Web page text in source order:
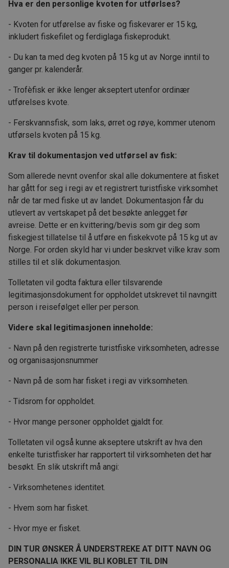
Hva er den personlige kvoten for utførlses?
- Kvoten for utførelse av fiske og fiskevarer er 15 kg,
inkludert fiskefilet og ferdiglaga fiskeprodukt.
- Du kan ta med deg kvoten på 15 kg ut av Norge inntil to
ganger pr. kalenderår.
- Trofèfisk er ikke lenger akseptert utenfor ordinær
utførelses kvote.
- Ferskvannsfisk, som laks, ørret og røye, kommer utenom
utførsels kvoten på 15 kg.
Krav til dokumentasjon ved utførsel av fisk:
Som allerede nevnt ovenfor skal alle dokumentere at fisket
har gått for seg i regi av et registrert turistfiske virksomhet
når de tar med fiske ut av landet. Dokumentasjon får du
utlevert av vertskapet på det besøkte anlegget før
avreise. Dette er en kvittering/bevis som gir deg som
fiskegjest tillatelse til å utføre en fiskekvote på 15 kg ut av
Norge. For orden skyld har vi under beskrvet vilke krav som
stilles til et slik dokumentasjon.
Tolletaten vil godta faktura eller tilsvarende
legitimasjonsdokument for oppholdet utskrevet til navngitt
person i reisefølget eller per person.
Videre skal legitimasjonen inneholde:
- Navn på den registrerte turistfiske virksomheten, adresse
og organisasjonsnummer
- Navn på de som har fisket i regi av virksomheten.
- Tidsrom for oppholdet.
- Hvor mange personer oppholdet gjaldt for.
Tolletaten vil også kunne akseptere utskrift av hva den
enkelte turistfisker har rapportert til virksomheten det har
besøkt. En slik utskrift må angi:
- Virksomhetenes identitet.
- Hvem som har fisket.
- Hvor mye er fisket.
DIN TUR ØNSKER Å UNDERSTREKE AT DITT NAVN OG
PERSONALIA IKKE VIL BLI KOBLET TIL DIN